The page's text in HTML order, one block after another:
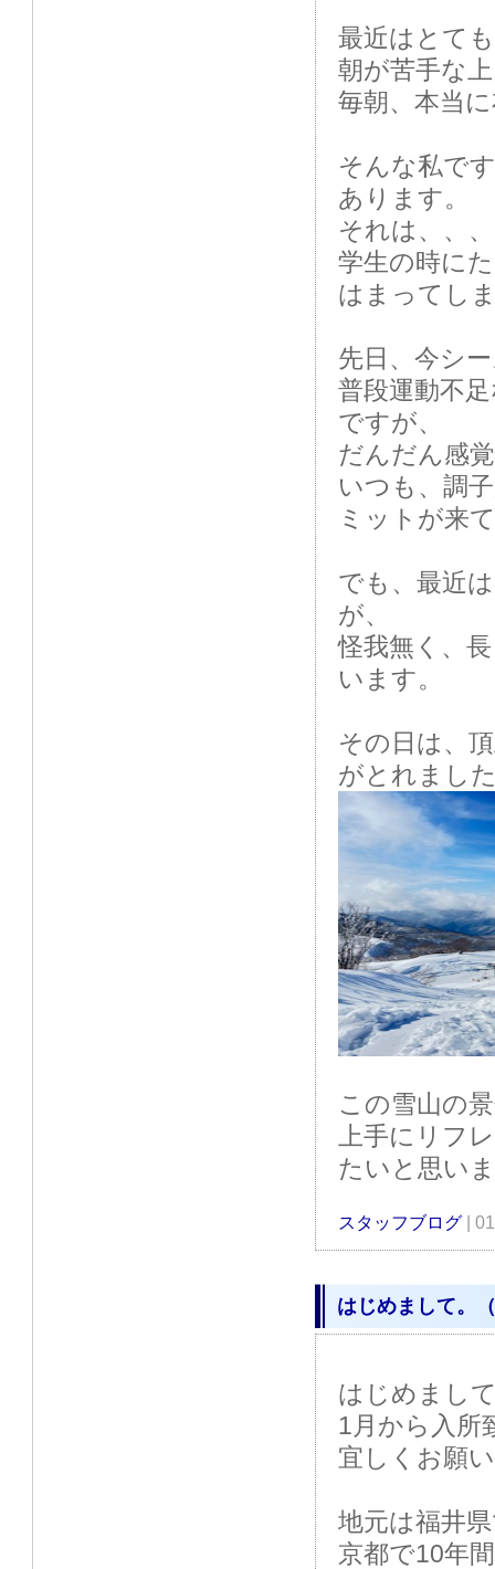
最近はとて
朝が苦手な
毎朝、本当
そんな私で
あります。
それは、、
学生の時に
はまってし
先日、今シ
普段運動不
ですが、
だんだん感
いつも、調
ミットが来
でも、最近
が、
怪我無く、
います。
その日は、
がとれまし
この雪山の
上手にリフ
たいと思い
スタッフブログ |
はじめまして。
はじめまし
1月から入所
宜しくお願
地元は福井
京都で10年